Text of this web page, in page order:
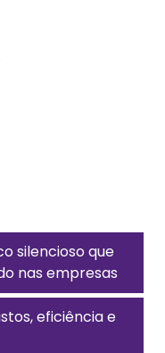
silencioso que
nas empresas
eficiência e